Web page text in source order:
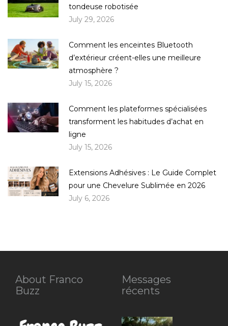
tondeuse robotisée
July 29, 2026
Comment les enceintes Bluetooth
d’extérieur créent-elles une meilleure
atmosphère ?
July 15, 2026
Comment les plateformes spécialisées
transforment les habitudes d’achat en
ligne
July 15, 2026
Extensions Adhésives : Le Guide Complet
pour une Chevelure Sublimée en 2026
July 6, 2026
About Franco
Buzz
Messages
récents